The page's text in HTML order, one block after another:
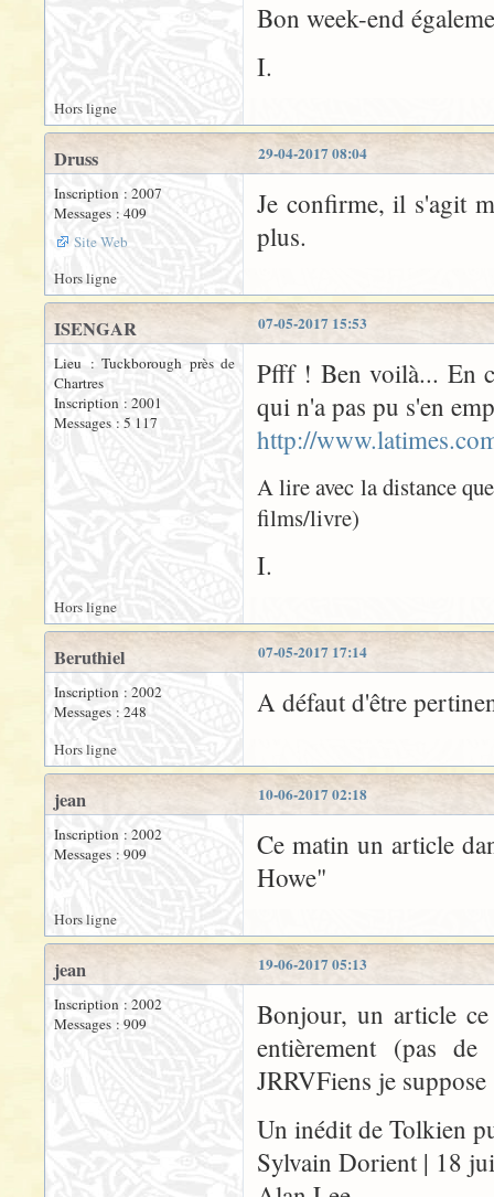
Bon week-end
I.
Hors ligne
29-04-2017 08:04
Druss
Inscription : 2007
Messages : 409
Site Web
Je confirme, il s'agit
plus.
Hors ligne
07-05-2017 15:53
ISENGAR
Lieu : Tuckborough près de
Chartres
Inscription : 2001
Messages : 5 117
Pfff ! Ben voilà... En
qui n'a pas pu s'en
http://
A lire avec la distance
films/livre)
I.
Hors ligne
07-05-2017 17:14
Beruthiel
Inscription : 2002
Messages : 248
A défaut d'être
Hors ligne
10-06-2017 02:18
jean
Inscription : 2002
Messages : 909
Ce matin un article
Howe"
Hors ligne
19-06-2017 05:13
jean
Inscription : 2002
Messages : 909
Bonjour, un article
entièrement (pas
JRRVFiens je suppose
Un inédit de Tolkien
Sylvain Dorient | 18